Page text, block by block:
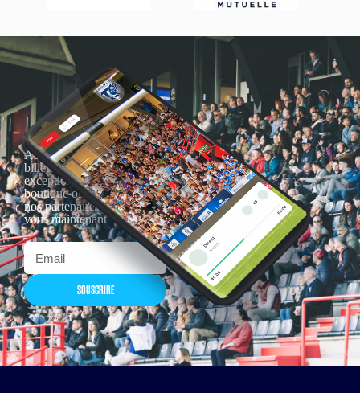
Actualités, nouveautés,
billetterie, remises
exceptionnelles dans la
boutique officielles & chez
nos partenaires… Inscrivez-
vous maintenant
SOUSCRIRE